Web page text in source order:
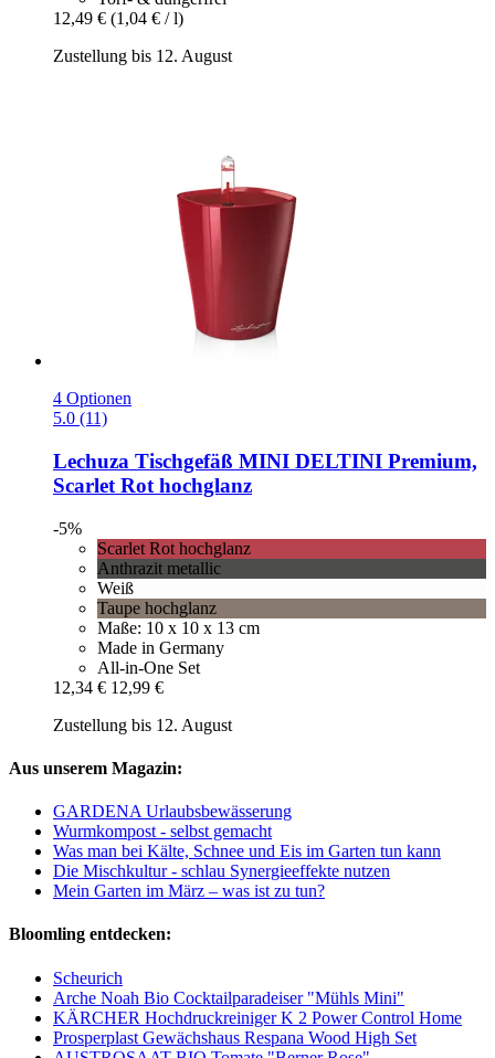
12,49 € (1,04 € / l)
Zustellung bis 12. August
4 Optionen
5.0 (11)
Lechuza Tischgefäß MINI DELTINI Premium,
Scarlet Rot hochglanz
-5%
Scarlet Rot hochglanz
Anthrazit metallic
Weiß
Taupe hochglanz
Maße: 10 x 10 x 13 cm
Made in Germany
All-in-One Set
12,34 € 12,99 €
Zustellung bis 12. August
Aus unserem Magazin:
GARDENA Urlaubsbewässerung
Wurmkompost - selbst gemacht
Was man bei Kälte, Schnee und Eis im Garten tun kann
Die Mischkultur - schlau Synergieeffekte nutzen
Mein Garten im März – was ist zu tun?
Bloomling entdecken:
Scheurich
Arche Noah Bio Cocktailparadeiser "Mühls Mini"
KÄRCHER Hochdruckreiniger K 2 Power Control Home
Prosperplast Gewächshaus Respana Wood High Set